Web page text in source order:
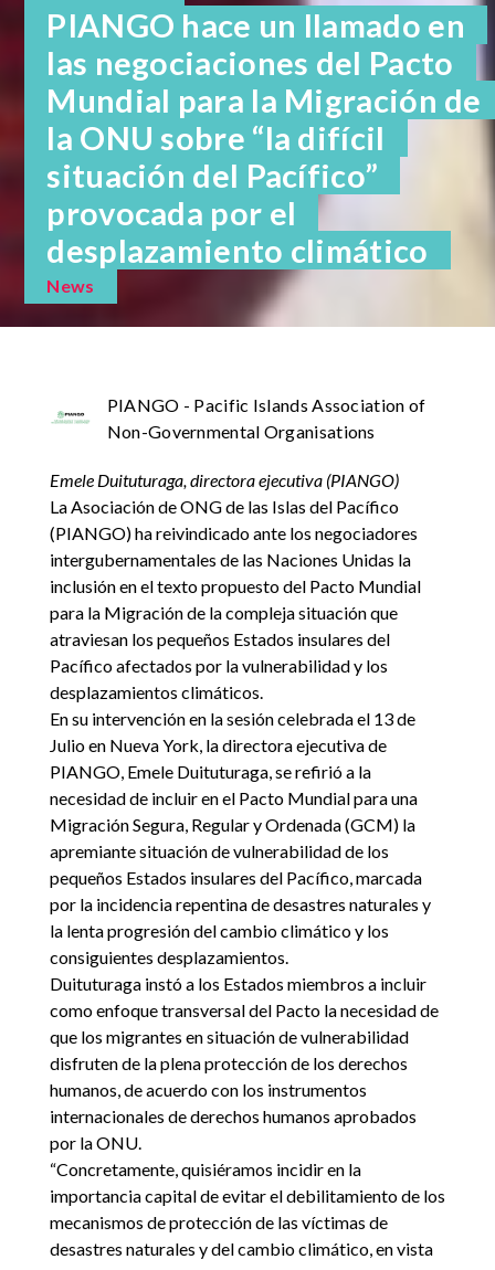
PIANGO hace un llamado en
las negociaciones del Pacto
Mundial para la Migración de
la ONU sobre “la difícil
situación del Pacífico”
provocada por el
desplazamiento climático
News
PIANGO - Pacific Islands Association of
Non-Governmental Organisations
Emele Duituturaga, directora ejecutiva (PIANGO)
La Asociación de ONG de las Islas del Pacífico
(PIANGO) ha reivindicado ante los negociadores
intergubernamentales de las Naciones Unidas la
inclusión en el texto propuesto del Pacto Mundial
para la Migración de la compleja situación que
atraviesan los pequeños Estados insulares del
Pacífico afectados por la vulnerabilidad y los
desplazamientos climáticos.
En su intervención en la sesión celebrada el 13 de
Julio en Nueva York, la directora ejecutiva de
PIANGO, Emele Duituturaga, se refirió a la
necesidad de incluir en el Pacto Mundial para una
Migración Segura, Regular y Ordenada (GCM) la
apremiante situación de vulnerabilidad de los
pequeños Estados insulares del Pacífico, marcada
por la incidencia repentina de desastres naturales y
la lenta progresión del cambio climático y los
consiguientes desplazamientos.
Duituturaga instó a los Estados miembros a incluir
como enfoque transversal del Pacto la necesidad de
que los migrantes en situación de vulnerabilidad
disfruten de la plena protección de los derechos
humanos, de acuerdo con los instrumentos
internacionales de derechos humanos aprobados
por la ONU.
“Concretamente, quisiéramos incidir en la
importancia capital de evitar el debilitamiento de los
mecanismos de protección de las víctimas de
desastres naturales y del cambio climático, en vista